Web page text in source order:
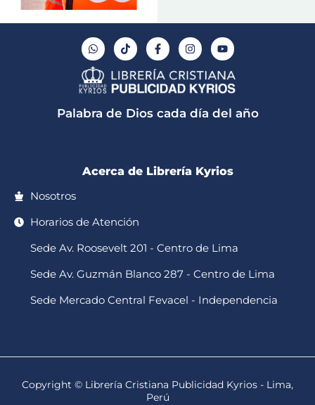
W
h
a
t
s
a
p
T
i
k
t
o
k
F
a
c
e
b
o
k
I
n
s
t
a
g
a
Y
o
u
t
u
b
Palabra de Dios cada día del año
Acerca de Librería Kyrios
Nosotros
Horarios de Atención
Sede Av. Roosevelt 201 - Centro de Lima
Sede Av. Guzmán Blanco 287 - Centro de Lima
Sede Mercado Central Fevacel - Independencia
Copyright © Librería Cristiana Publicidad Kyrios - Lima,
Perú